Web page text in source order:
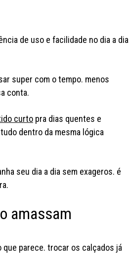
de uso e facilidade no dia a dia
super com o tempo. menos
conta.
curtopra dias quentes e
dentro da mesma lógica
seu dia a dia sem exageros. é
amassam
parece. trocar os calçados já